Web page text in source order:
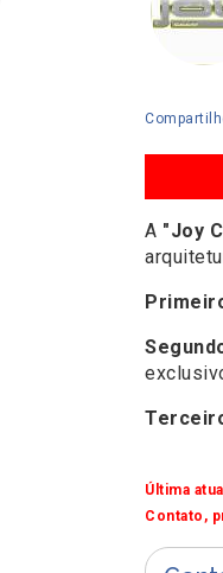
A "Joy
Última
Contato,